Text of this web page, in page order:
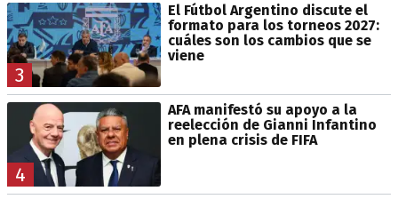
3
El Fútbol Argentino discute el
formato para los torneos 2027:
cuáles son los cambios que se
viene
4
AFA manifestó su apoyo a la
reelección de Gianni Infantino
en plena crisis de FIFA